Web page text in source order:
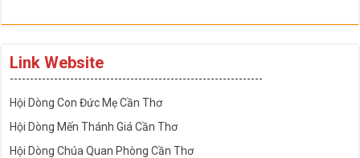
Link Website
---------------------------------------------------------------
Hội Dòng Con Đức Mẹ Cần Thơ
Hội Dòng Mến Thánh Giá Cần Thơ
Hội Dòng Chúa Quan Phòng Cần Thơ